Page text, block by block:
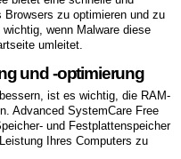
zu optimieren und zu
wenn Malware diese
umleitet.
und -optimierung
ist es wichtig, die RAM-
Advanced SystemCare Free
und Festplattenspeicher
Ihres Computers zu